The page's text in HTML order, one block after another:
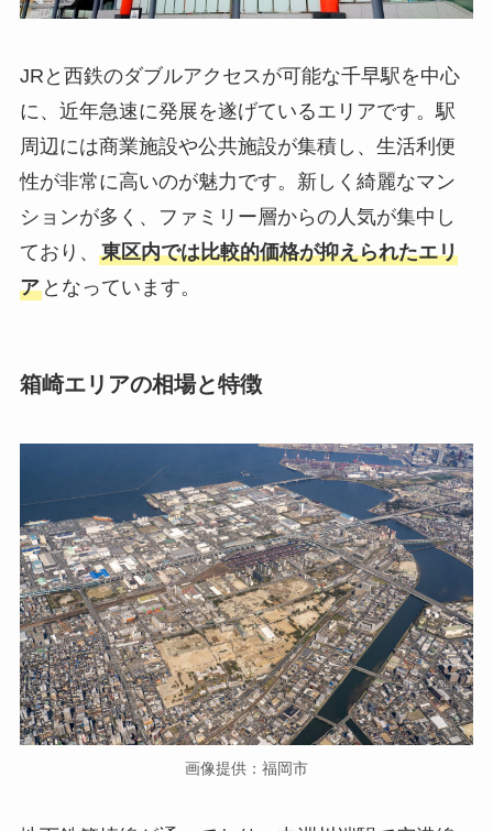
JRと西鉄のダブルアクセスが可能な千早駅を中心
に、近年急速に発展を遂げているエリアです。駅
周辺には商業施設や公共施設が集積し、生活利便
性が非常に高いのが魅力です。新しく綺麗なマン
ションが多く、ファミリー層からの人気が集中し
ており、 東区内では比較的価格が抑えられたエリ
アとなっています。
箱崎エリアの相場と特徴
画像提供：福岡市